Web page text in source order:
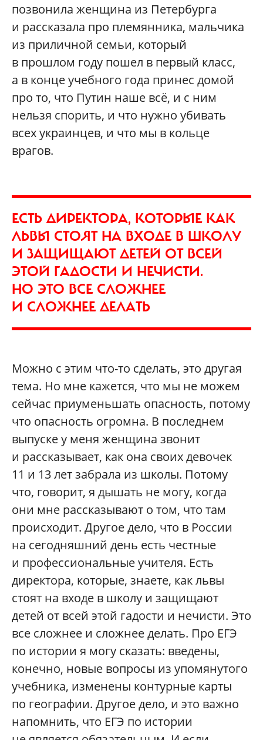
позвонила женщина из Петербурга
и рассказала про племянника, мальчика
из приличной семьи, который
в прошлом году пошел в первый класс,
а в конце учебного года принес домой
про то, что Путин наше всё, и с ним
нельзя спорить, и что нужно убивать
всех украинцев, и что мы в кольце
врагов.
ЕСТЬ ДИРЕКТОРА, КОТОРЫЕ КАК
ЛЬВЫ СТОЯТ НА ВХОДЕ В ШКОЛУ
И ЗАЩИЩАЮТ ДЕТЕЙ ОТ ВСЕЙ
ЭТОЙ ГАДОСТИ И НЕЧИСТИ.
НО ЭТО ВСЕ СЛОЖНЕЕ
И СЛОЖНЕЕ ДЕЛАТЬ
Можно с этим что-то сделать, это другая
тема. Но мне кажется, что мы не можем
сейчас приуменьшать опасность, потому
что опасность огромна. В последнем
выпуске у меня женщина звонит
и рассказывает, как она своих девочек
11 и 13 лет забрала из школы. Потому
что, говорит, я дышать не могу, когда
они мне рассказывают о том, что там
происходит. Другое дело, что в России
на сегодняшний день есть честные
и профессиональные учителя. Есть
директора, которые, знаете, как львы
стоят на входе в школу и защищают
детей от всей этой гадости и нечисти. Это
все сложнее и сложнее делать. Про ЕГЭ
по истории я могу сказать: введены,
конечно, новые вопросы из упомянутого
учебника, изменены контурные карты
по географии. Другое дело, и это важно
напомнить, что ЕГЭ по истории